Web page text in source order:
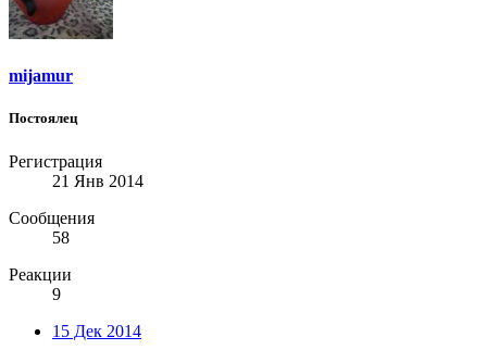
mijamur
Постоялец
Регистрация
21 Янв 2014
Сообщения
58
Реакции
9
15 Дек 2014